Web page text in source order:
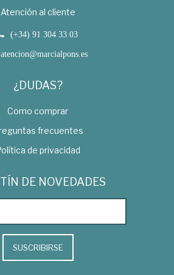
Atención al cliente
(+34) 91 304 33 03
atencion@marcialpons.es
¿DUDAS?
Como comprar
frecuentes
de privacidad
DE NOVEDADES
SUSCRIBIRSE